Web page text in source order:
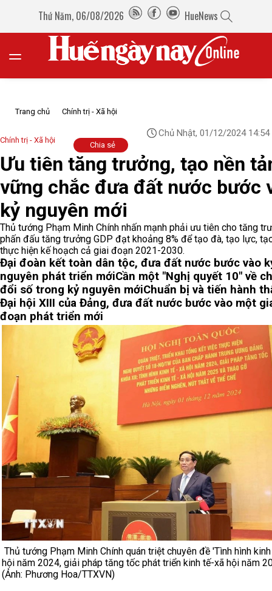
Thứ Năm, 06/08/2026 HueNews
Trang chủ Chính trị - Xã hội
Chính trị - Xã hội
Chủ Nhật, 01/12/2024 14:54
Chia sẻ
Ưu tiên tăng trưởng, tạo nền
vững chắc đưa đất nước bước
kỷ nguyên mới
Thủ tướng Phạm Minh Chính nhấn mạnh phải ưu tiên cho tăng
phấn đấu tăng trưởng GDP đạt khoảng 8% để tạo đà, tạo lực,
thực hiện kế hoạch cả giai đoạn 2021-2030.
Đại đoàn kết toàn dân tộc, đưa đất nước bước vào
nguyên phát triển mớiCần một "Nghị quyết 10" về
đổi số trong kỷ nguyên mớiChuẩn bị và tiến hành
Đại hội XIII của Đảng, đưa đất nước bước vào một
đoạn phát triển mới
Thủ tướng Phạm Minh Chính quán triệt chuyên đề 'Tình hình
hội năm 2024, giải pháp tăng tốc phát triển kinh tế-xã hội năm
(Ảnh: Phương Hoa/TTXVN)